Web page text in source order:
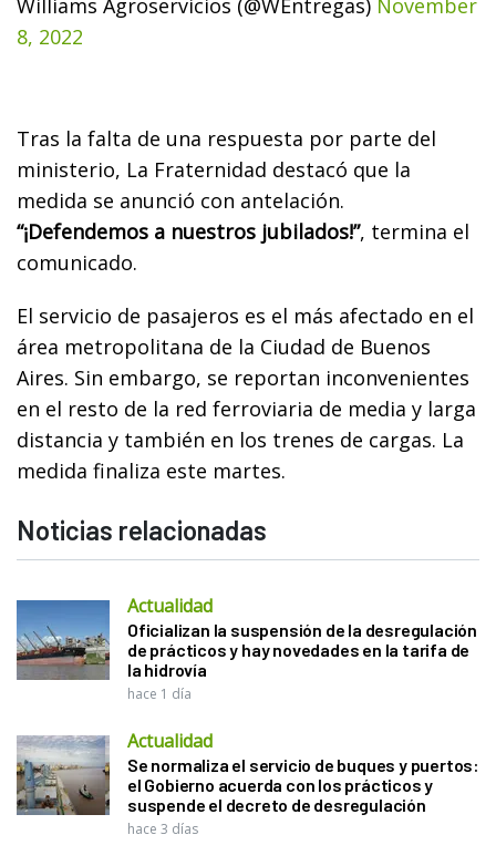
Williams Agroservicios (@WEntregas) November
8, 2022
Tras la falta de una respuesta por parte del
ministerio, La Fraternidad destacó que la
medida se anunció con antelación.
“¡Defendemos a nuestros jubilados!”, termina el
comunicado.
El servicio de pasajeros es el más afectado en el
área metropolitana de la Ciudad de Buenos
Aires. Sin embargo, se reportan inconvenientes
en el resto de la red ferroviaria de media y larga
distancia y también en los trenes de cargas. La
medida finaliza este martes.
Noticias relacionadas
Actualidad
Oficializan la suspensión de la desregulación
de prácticos y hay novedades en la tarifa de
la hidrovía
hace 1 día
Actualidad
Se normaliza el servicio de buques y puertos:
el Gobierno acuerda con los prácticos y
suspende el decreto de desregulación
hace 3 días